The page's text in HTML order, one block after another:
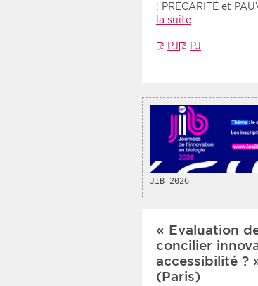
: PRÉCARITÉ et
la suite
PJ
PJ
JIB 2026
« Evaluation
concilier
accessibilité ?
(Paris)